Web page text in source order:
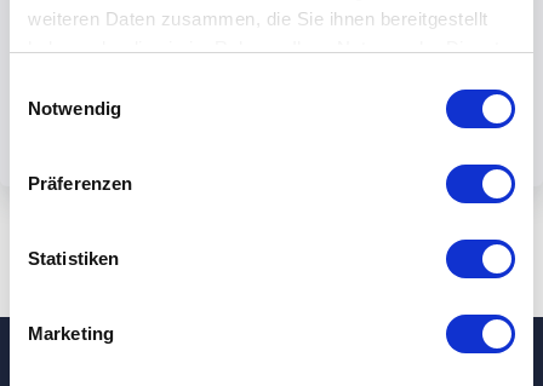
weiteren Daten zusammen, die Sie ihnen bereitgestellt
haben oder die sie im Rahmen Ihrer Nutzung der Dienste
Notwendig
Präferenzen
Statistiken
Marketing
privacy policy.